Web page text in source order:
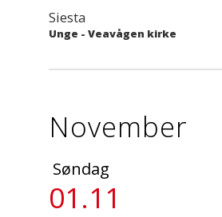
Siesta
Unge - Veavågen kirke
November
Søndag
01.11